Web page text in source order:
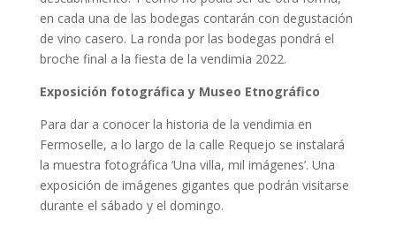
en cada una de las bodegas contarán con degustación
de vino casero. La ronda por las bodegas pondrá el
broche final a la fiesta de la vendimia 2022.
Exposición fotográfica y Museo Etnográfico
Para dar a conocer la historia de la vendimia en
Fermoselle, a lo largo de la calle Requejo se instalará
la muestra fotográfica ‘Una villa, mil imágenes’. Una
exposición de imágenes gigantes que podrán visitarse
durante el sábado y el domingo.